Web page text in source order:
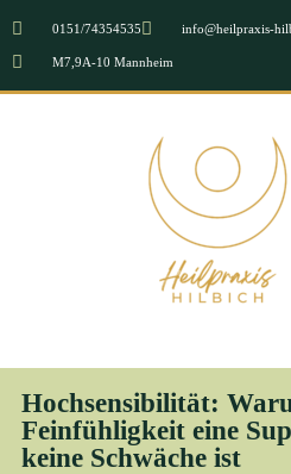
0151/74354535 info@heilpraxis-
M7,9A-10 Mannheim
Hochsensibilität:
Feinfühligkeit eine
keine Schwäche ist